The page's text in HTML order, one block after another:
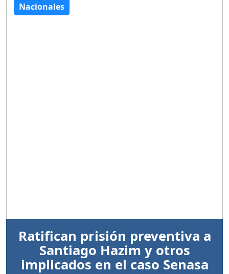
Nacionales
Ratifican prisión preventiva a
Santiago Hazim y otros
implicados en el caso Senasa